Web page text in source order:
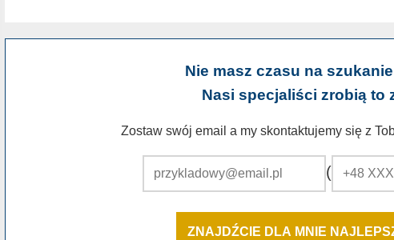
Nie masz czasu na
Nasi specjaliści zrobią to
Zostaw swój email a my skontaktujemy się z
(
ZNAJDŹCIE DLA MNIE